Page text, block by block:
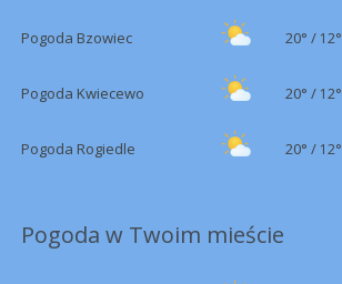
Pogoda Bzowiec 20° / 12°
Pogoda Kwiecewo 20° / 12°
Pogoda Rogiedle 20° / 12°
Pogoda w Twoim mieście